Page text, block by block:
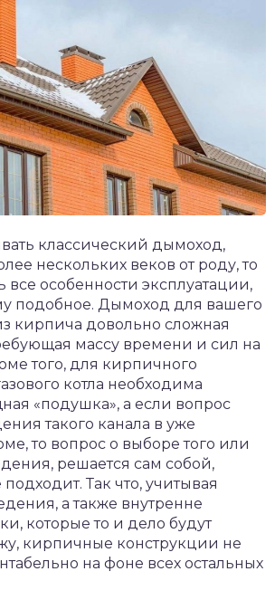
классический дымоход,
нескольких веков от роду, то
особенности эксплуатации,
подобное. Дымоход для вашего
кирпича довольно сложная
массу времени и сил на
того, для кирпичного
котла необходима
«подушка», а если вопрос
такого канала в уже
то вопрос о выборе того или
решается сам собой,
Так что, учитывая
а также внутренне
которые то и дело будут
кирпичные конструкции не
на фоне всех остальных